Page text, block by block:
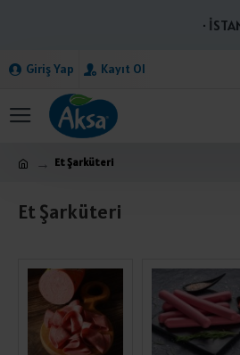
· İSTANBUL
Giriş Yap Kayıt Ol
Et Şarküteri
Et Şarküteri